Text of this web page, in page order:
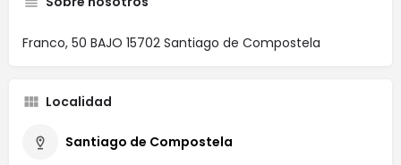
Franco, 50 BAJO 15702 Santiago de Compostela
Localidad
Santiago de Compostela